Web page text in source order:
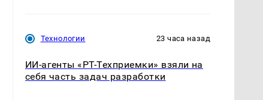
Технологии 23 часа назад
ИИ-агенты «РТ-Техприемки» взяли на
себя часть задач разработки